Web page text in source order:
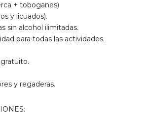
+ toboganes)
y licuados).
sin alcohol ilimitadas.
para todas las actividades.
y regaderas.